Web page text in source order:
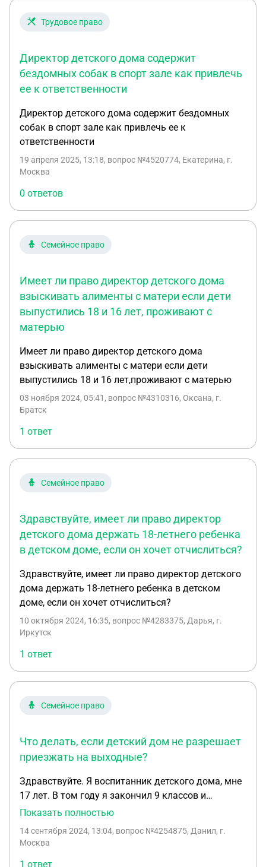
Трудовое право
Директор детского дома содержит
бездомных собак в спорт зале как привлечь
ее к ответственности
Директор детского дома содержит бездомных
собак в спорт зале как привлечь ее к
ответственности
19 апреля 2025, 13:18, вопрос №4520774, Екатерина, г.
Москва
0 ответов
Семейное право
Имеет ли право директор детского дома
взыскивать алименты с матери если дети
выпустились 18 и 16 лет, проживают с
матерью
Имеет ли право директор детского дома
взыскивать алименты с матери если дети
выпустились 18 и 16 лет,проживают с матерью
03 ноября 2024, 05:41 , вопрос №4310316, Оксана, г.
Братск
1 ответ
Семейное право
Здравствуйте, имеет ли право директор
детского дома держать 18-летнего ребенка
в детском доме, если он хочет отчислиться?
Здравствуйте, имеет ли право директор детского
дома держать 18-летнего ребенка в детском
доме, если он хочет отчислиться?
10 октября 2024, 16:35, вопрос №4283375, Дарья, г.
Иркутск
1 ответ
Семейное право
Что делать, если детский дом не разрешает
приезжать на выходные?
Здравствуйте. Я воспитанник детского дома, мне
17 лет. В том году я закончил 9 классов и
поступил учиться в техникум, поселился в
другой город и за мной поставили новую опеку
Показать полностью
14 сентября 2024, 13:04, вопрос №4254875, Данил, г.
Москва
1 ответ